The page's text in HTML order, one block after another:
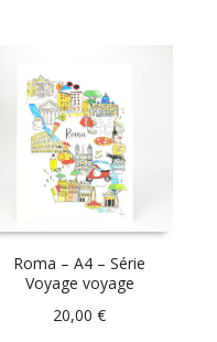
Roma – A4 – Série
Voyage voyage
20,00€